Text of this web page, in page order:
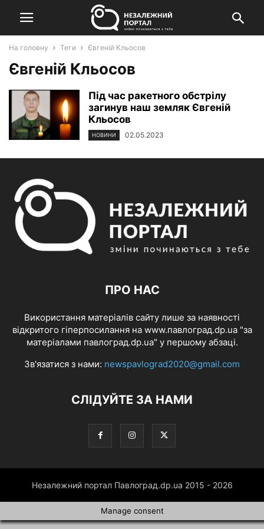
На головну Теги Євгеній Кльосов
Євгеній Кльосов
Під час ракетного обстрілу
загинув наш земляк Євгеній
Кльосов
НОВИНИ 02.05.2023
ПРО НАС
Використання матеріалів сайту лише за наявності
відкритого гіперпосилання на www.павлоград.dp.ua "за
матеріалами павлоград.dp.ua" у першому абзаці.
Зв'язатися з нами: newspavlograd2020@gmail.com
СЛІДУЙТЕ ЗА НАМИ
Незалежний портал Павлоград.dp.ua 2015 - 2026
Manage consent